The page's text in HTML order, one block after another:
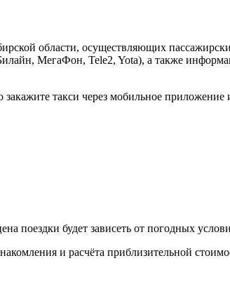
области, осуществляющих
МегаФон, Tele2, Yota), а также
такси через мобильное
поездки будет зависеть от погодных
и расчёта приблизительной